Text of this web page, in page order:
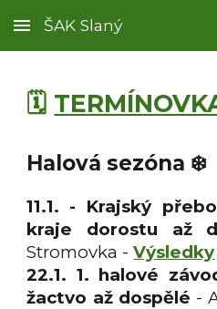
Skip to main content
ŠAK Slaný
🗓️
Halová sezóna ❄️
11.1. - Krajský
kraje dorostu až
Stromovka -Výsledky
22.1. 1. halové
žactvo až dospělé -